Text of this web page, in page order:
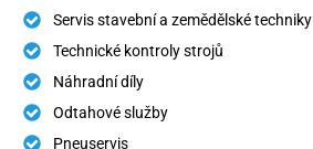
Servis stavební a zemědělské techniky
Technické kontroly strojů
Náhradní díly
Odtahové služby
Pneuservis